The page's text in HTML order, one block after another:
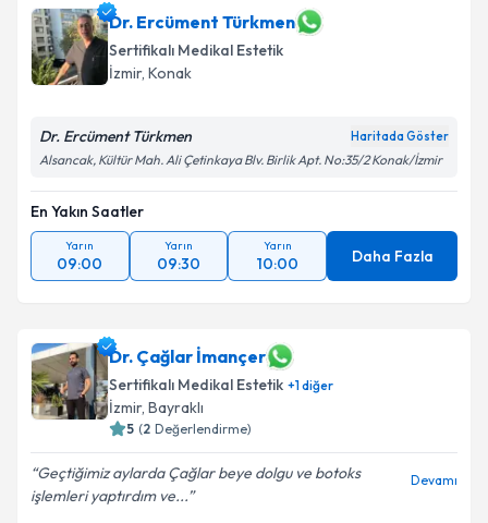
Dr. Ercüment Türkmen
Sertifikalı Medikal Estetik
İzmir, Konak
Dr. Ercüment Türkmen Haritada Göster
Alsancak, Kültür Mah. Ali Çetinkaya Blv. Birlik Apt. No:35/2 Konak/İzmir
En Yakın Saatler
Yarın
09:00
Yarın
09:30
Yarın
10:00 Daha Fazla
Dr. Çağlar İmançer
Sertifikalı Medikal Estetik +1diğer
İzmir, Bayraklı
5 (2 Değerlendirme)
Geçtiğimiz aylarda Çağlar beye dolgu ve botoks
işlemleri yaptırdım ve...
Devamı